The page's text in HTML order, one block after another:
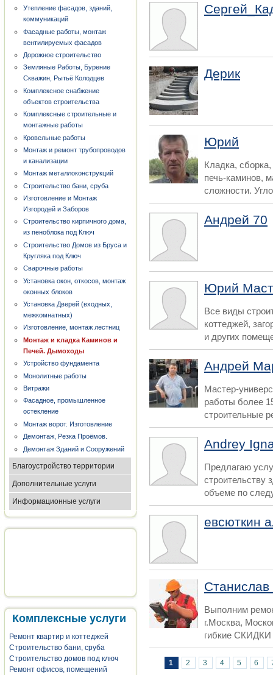
Утепление фасадов, зданий,
коммуникаций
Фасадные работы, монтаж
вентилируемых фасадов
Дорожное строительство
Земляные Работы, Бурение
Скважин, Рытьё Колодцев
Комплексное снабжение
объектов строительства
Комплексные строительные и
монтажные работы
Кровельные работы
Монтаж и ремонт трубопроводов
и канализации
Монтаж металлоконструкций
Строительство бани, сруба
Изготовление и Монтаж
Изгородей и Заборов
Строительство кирпичного дома,
из пеноблока под Ключ
Строительство Домов из Бруса и
Кругляка под Ключ
Сварочные работы
Установка окон, откосов, монтаж
оконных блоков
Установка Дверей (входных,
межкомнатных)
Изготовление, монтаж лестниц
Монтаж и кладка Каминов и
Печей. Дымоходы
Устройство фундамента
Монолитные работы
Витражи
Фасадное, промышленное
остекление
Монтаж ворот. Изготовление
Демонтаж, Резка Проёмов.
Демонтаж Зданий и Сооружений
Благоустройство территории
Дополнительные услуги
Информационные услуги
Комплексные услуги
Ремонт квартир и коттеджей
Строительство бани, сруба
Строительство домов под ключ
Ремонт офисов, помещений
Дерик
Юрий
Кладка,
печь-каминов,
сложности.
Андрей 70
Юрий
Все виды
коттеджей,
и других
Андрей
Мастер-
работы более
строительные
Andrey
Предлагаю
строительству
объеме по
евсюткин
Станислав
Выполним
г.Москва,
гибкие СКИДКИ
Страницы
1 2 3 4 5 6